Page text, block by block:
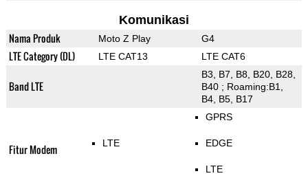
Komunikasi
Nama Produk Moto Z Play G4
LTE Category (DL) LTE CAT13 LTE CAT6
Band LTE
B3, B7, B8, B20, B28,
B40 ; Roaming:B1,
B4, B5, B17
Fitur Modem LTE
GPRS
EDGE
LTE